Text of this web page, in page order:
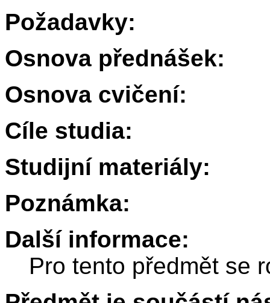
Požadavky:
Osnova přednášek:
Osnova cvičení:
Cíle studia:
Studijní materiály:
Poznámka:
Další informace:
Pro tento předmět se